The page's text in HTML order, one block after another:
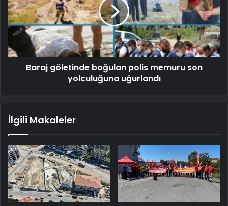
Baraj göletinde boğulan polis memuru son
yolculuğuna uğurlandı
İlgili Makaleler